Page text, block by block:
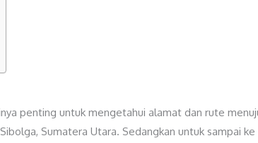
penting untuk mengetahui alamat dan rute
Sumatera Utara. Sedangkan untuk sampai